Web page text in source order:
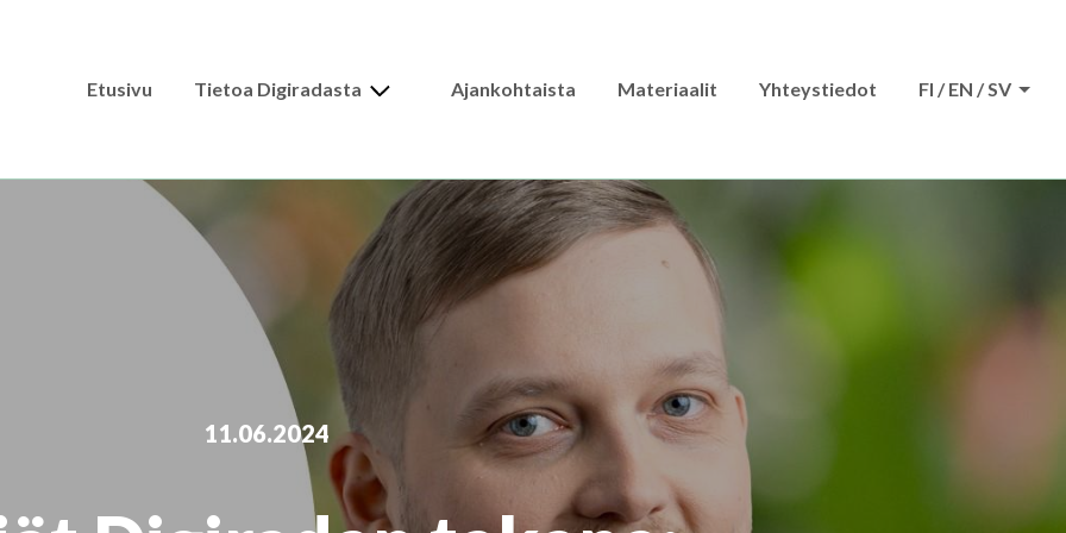
Etusivu Tietoa Digiradasta Expand
menu
Ajankohtaista Materiaalit Yhteystiedot FI / EN / SV
11.06.2024